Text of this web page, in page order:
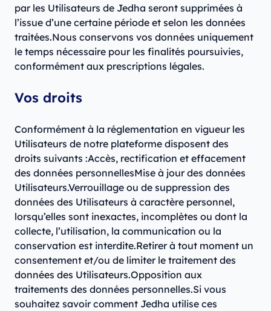
par les Utilisateurs de Jedha seront supprimées à
l’issue d’une certaine période et selon les données
traitées.Nous conservons vos données uniquement
le temps nécessaire pour les finalités poursuivies,
conformément aux prescriptions légales.
Vos droits
Conformément à la réglementation en vigueur les
Utilisateurs de notre plateforme disposent des
droits suivants :Accès, rectification et effacement
des données personnellesMise à jour des données
Utilisateurs.Verrouillage ou de suppression des
données des Utilisateurs à caractère personnel,
lorsqu’elles sont inexactes, incomplètes ou dont la
collecte, l’utilisation, la communication ou la
conservation est interdite.Retirer à tout moment un
consentement et/ou de limiter le traitement des
données des Utilisateurs.Opposition aux
traitements des données personnelles.Si vous
souhaitez savoir comment Jedha utilise ces